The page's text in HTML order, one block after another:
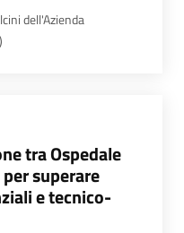
dell'Azienda
tra Ospedale
superare
e tecnico-